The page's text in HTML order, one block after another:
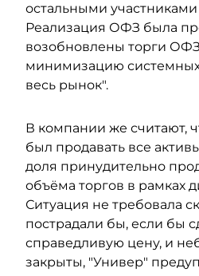
остальными
Реализация ОФЗ была
возобновлены торги
минимизацию системных
весь рынок".
В компании же считают,
был продавать все
доля принудительно
объёма торгов в рамках
Ситуация не требовала
пострадали бы, если бы
справедливую цену, и
закрыты, "Универ"